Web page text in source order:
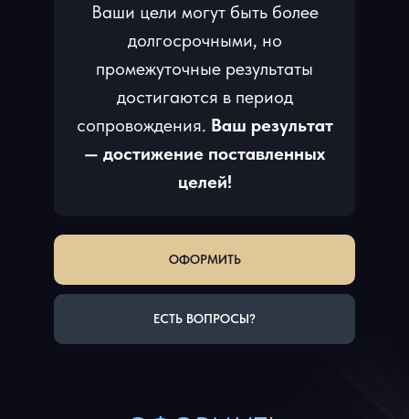
Ваши цели могут быть более
долгосрочными, но
промежуточные результаты
достигаются в период
сопровождения. Ваш результат
— достижение поставленных
целей!
ОФОРМИТЬ
ЕСТЬ ВОПРОСЫ?